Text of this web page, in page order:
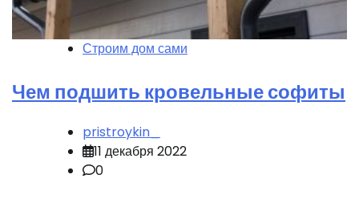
Строим дом сами
Чем подшить кровельные софиты
pristroykin_
11 декабря 2022
0